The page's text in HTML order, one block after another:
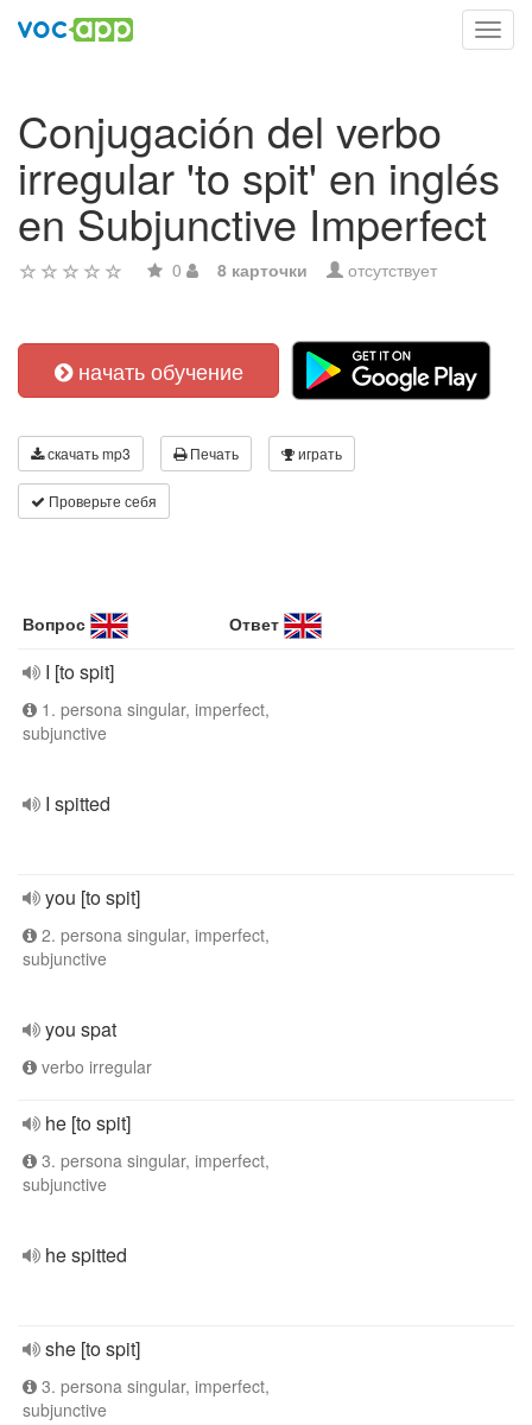
Conjugación del verbo
irregular 'to spit' en inglés
en Subjunctive Imperfect
0 8 карточки отсутствует
начать обучение
скачать mp3 Печать играть
Проверьте себя
Вопрос Ответ
I [to spit]
1. persona singular, imperfect,
subjunctive
I spitted
you [to spit]
2. persona singular, imperfect,
subjunctive
you spat
verbo irregular
he [to spit]
3. persona singular, imperfect,
subjunctive
he spitted
she [to spit]
3. persona singular, imperfect,
subjunctive